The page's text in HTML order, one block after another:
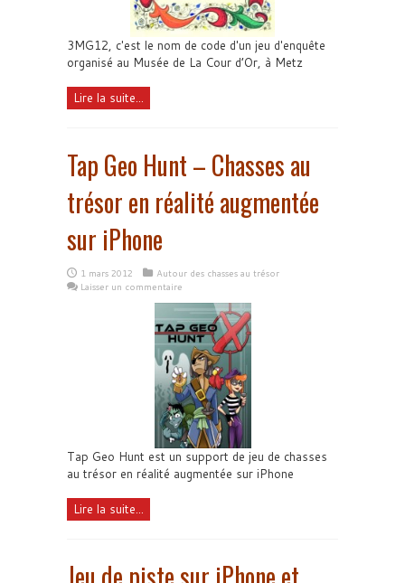
3MG12, c'est le nom de code d'un jeu d'enquête
organisé au Musée de La Cour d’Or, à Metz
Lire la suite...
Tap Geo Hunt – Chasses au
trésor en réalité augmentée
sur iPhone
1 mars 2012
Autour des chasses au trésor
Laisser un commentaire
Tap Geo Hunt est un support de jeu de chasses
au trésor en réalité augmentée sur iPhone
Lire la suite...